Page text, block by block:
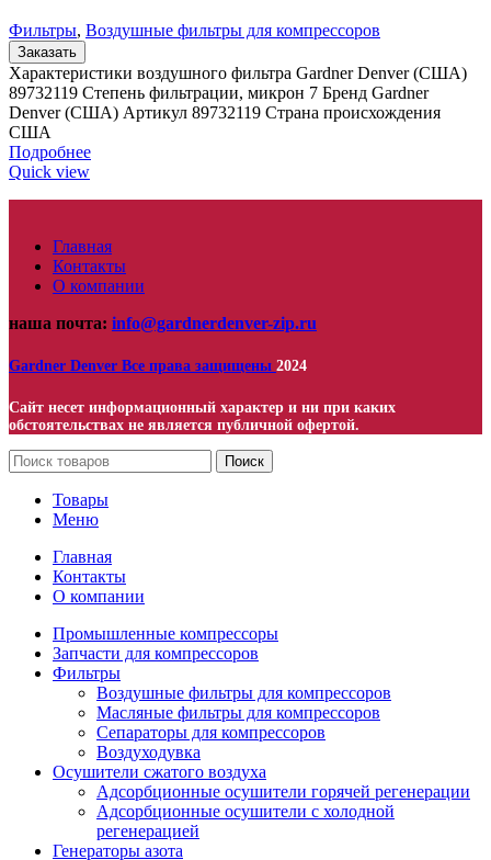
Фильтры, Воздушные фильтры для компрессоров
Заказать
Характеристики воздушного фильтра Gardner Denver (США)
89732119 Степень фильтрации, микрон 7 Бренд Gardner
Denver (США) Артикул 89732119 Страна происхождения
США
Подробнее
Quick view
Главная
Контакты
О компании
наша почта: info@gardnerdenver-zip.ru
Gardner Denver Все права защищены 2024
Сайт несет информационный характер и ни при каких
обстоятельствах не является публичной офертой.
Поиск
Товары
Меню
Главная
Контакты
О компании
Промышленные компрессоры
Запчасти для компрессоров
Фильтры
Воздушные фильтры для компрессоров
Масляные фильтры для компрессоров
Сепараторы для компрессоров
Воздуходувка
Осушители сжатого воздуха
Адсорбционные осушители горячей регенерации
Адсорбционные осушители с холодной
регенерацией
Генераторы азота